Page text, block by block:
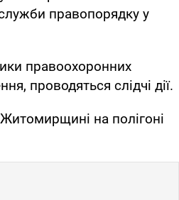
правопорядку у
правоохоронних
проводяться слідчі дії.
на полігоні